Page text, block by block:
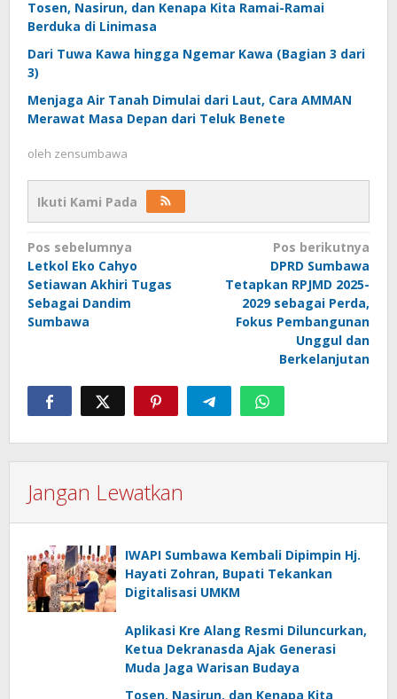
Tosen, Nasirun, dan Kenapa Kita Ramai-Ramai
Berduka di Linimasa
Dari Tuwa Kawa hingga Ngemar Kawa (Bagian 3 dari
3)
Menjaga Air Tanah Dimulai dari Laut, Cara AMMAN
Merawat Masa Depan dari Teluk Benete
oleh zensumbawa
Ikuti Kami Pada
Navigasi
pos
Pos sebelumnya
‎Letkol Eko Cahyo
Setiawan Akhiri Tugas
Sebagai Dandim
Sumbawa
Pos berikutnya
DPRD Sumbawa
Tetapkan RPJMD 2025-
2029 sebagai Perda,
Fokus Pembangunan
Unggul dan
Berkelanjutan
Jangan Lewatkan
IWAPI Sumbawa Kembali Dipimpin Hj.
Hayati Zohran, Bupati Tekankan
Digitalisasi UMKM
Aplikasi Kre Alang Resmi Diluncurkan,
Ketua Dekranasda Ajak Generasi
Muda Jaga Warisan Budaya
Tosen, Nasirun, dan Kenapa Kita